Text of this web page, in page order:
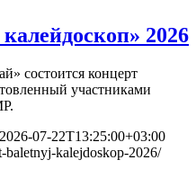
2026
состоится концерт
участниками
2026-07-22T13:25:00+03:00
baletnyj-kalejdoskop-2026/